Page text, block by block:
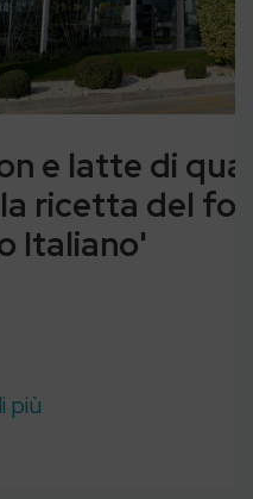
qualità:
formaggio